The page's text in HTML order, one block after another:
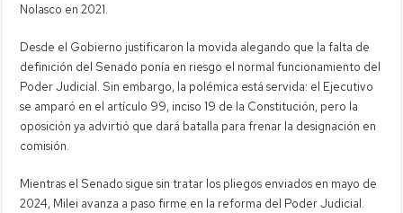
Nolasco en 2021.
Desde el Gobierno justificaron la movida alegando que la falta de
definición del Senado ponía en riesgo el normal funcionamiento del
Poder Judicial. Sin embargo, la polémica está servida: el Ejecutivo
se amparó en el artículo 99, inciso 19 de la Constitución, pero la
oposición ya advirtió que dará batalla para frenar la designación en
comisión.
Mientras el Senado sigue sin tratar los pliegos enviados en mayo de
2024, Milei avanza a paso firme en la reforma del Poder Judicial.